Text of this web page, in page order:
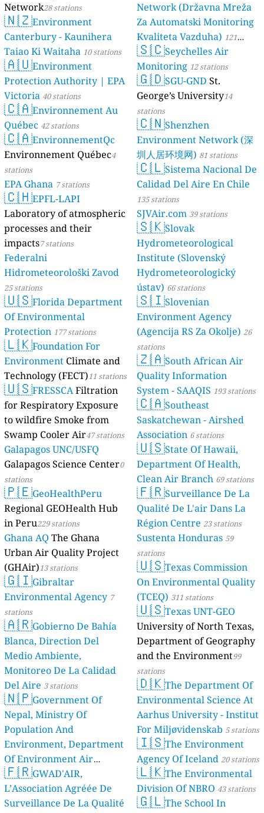
Network28 stations
🇳🇿Environment
Canterbury - Kaunihera
Taiao Ki Waitaha 10 stations
🇦🇺Environment
Protection Authority | EPA
Victoria 40 stations
🇨🇦Environnement Au
Québec 42 stations
🇨🇦EnvironnementQc
Environnement Québec4
stations
EPA Ghana 7 stations
🇨🇭EPFL-LAPI
Laboratory of atmospheric
processes and their
impacts7 stations
Federalni
Hidrometeorološki Zavod
25 stations
🇺🇸Florida Department
Of Environmental
Protection 177 stations
🇱🇰Foundation For
Environment Climate and
Technology (FECT)11 stations
🇺🇸FRESSCAFiltration
for Respiratory Exposure
to wildfire Smoke from
Swamp Cooler Air47 stations
Galapagos UNC/USFQ
Galapagos Science Center0
stations
🇵🇪GeoHealthPeru
Regional GEOHealth Hub
in Peru229 stations
Ghana AQ The Ghana
Urban Air Quality Project
(GHAir)13 stations
🇬🇮Gibraltar
Environmental Agency 7
stations
🇦🇷Gobierno De Bahía
Blanca, Direction Del
Medio Ambiente,
Monitoreo De La Calidad
Del Aire 3 stations
🇳🇵Government Of
Nepal, Ministry Of
Population And
Environment, Department
Of Environment Air
Quality Monitoring
stations
🇫🇷GWAD'AIR,
L’Association Agréée De
Surveillance De La Qualité
Network (Državna Mreža
Za Automatski Monitoring
Kvaliteta Vazduha) 121
stations
🇸🇨Seychelles Air
Monitoring 12 stations
🇬🇩SGU-GND St.
George’s University14
stations
🇨🇳Shenzhen
Environment Network (深
圳人居环境网) 81 stations
🇨🇱Sistema Nacional De
Calidad Del Aire En Chile
135 stations
SJVAir.com 39 stations
🇸🇰Slovak
Hydrometeorological
Institute (Slovenský
Hydrometeorologický
ústav) 66 stations
🇸🇮Slovenian
Environment Agency
(Agencija RS Za Okolje) 26
stations
🇿🇦South African Air
Quality Information
System - SAAQIS 193 stations
🇨🇦Southeast
Saskatchewan - Airshed
Association 6 stations
🇺🇸State Of Hawaii,
Department Of Health,
Clean Air Branch 69 stations
🇫🇷Surveillance De La
Qualité De L'air Dans La
Région Centre 23 stations
Sustenta Honduras 59
stations
🇺🇸Texas Commission
On Environmental Quality
(TCEQ) 311 stations
🇺🇸Texas UNT-GEO
University of North Texas,
Department of Geography
and the Environment99
stations
🇩🇰The Department Of
Environmental Science At
Aarhus University - Institut
For Miljøvidenskab 5 stations
🇮🇸The Environment
Agency Of Iceland 20 stations
🇱🇰The Environmental
Division Of NBRO 43 stations
🇬🇱The School In